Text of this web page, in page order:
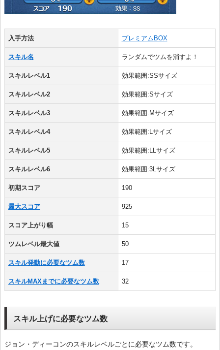
入手方法 プレミアムBOX
スキル名 ランダムでツムを消すよ！
スキルレベル1 効果範囲:SSサイズ
スキルレベル2 効果範囲:Sサイズ
スキルレベル3 効果範囲:Mサイズ
スキルレベル4 効果範囲:Lサイズ
スキルレベル5 効果範囲:LLサイズ
スキルレベル6 効果範囲:3Lサイズ
初期スコア 190
最大スコア 925
スコア上がり幅 15
ツムレベル最大値 50
スキル発動に必要なツム数 17
スキルMAXまでに必要なツム数 32
スキル上げに必要なツム数
ジョン・ディーコンのスキルレベルごとに必要なツム数です。